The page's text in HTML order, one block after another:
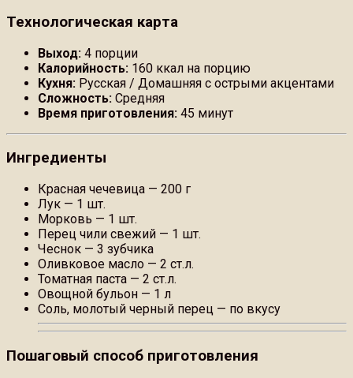
Технологическая карта
Выход: 4 порции
Калорийность: 160 ккал на порцию
Кухня: Русская / Домашняя с острыми акцентами
Сложность: Средняя
Время приготовления: 45 минут
Ингредиенты
Красная чечевица — 200 г
Лук — 1 шт.
Морковь — 1 шт.
Перец чили свежий — 1 шт.
Чеснок — 3 зубчика
Оливковое масло — 2 ст.л.
Томатная паста — 2 ст.л.
Овощной бульон — 1 л
Соль, молотый черный перец — по вкусу
Пошаговый способ приготовления